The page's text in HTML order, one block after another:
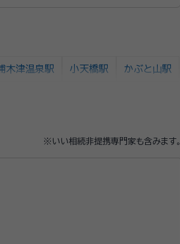
木津温泉駅 小天橋駅 かぶと山駅
※いい相続非提携専門家も含みます。